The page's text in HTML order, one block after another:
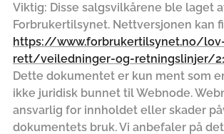
Viktig: Disse salgsvilkårene ble laget
Forbrukertilsynet. Nettversjonen kan
https://www.forbrukertilsynet.no/
rett/veiledninger-og-retningslinjer/
Dette dokumentet er kun ment som
ikke juridisk bunnet til Webnode.
ansvarlig for innholdet eller skader
dokumentets bruk. Vi anbefaler på